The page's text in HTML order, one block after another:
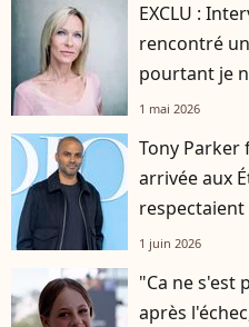
EXCLU :
rencontré
pourtant je
1 mai 2026
Tony Parker
arrivée aux
respectaient
1 juin 2026
"Ca ne s'est
après